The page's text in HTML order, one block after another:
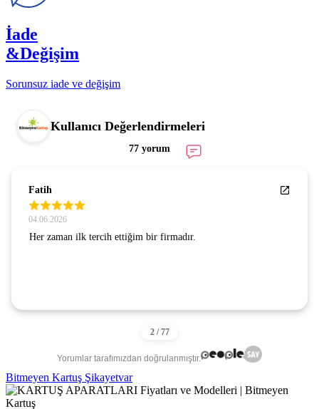
İade
&Değişim
Sorunsuz iade ve değişim
Kullanıcı Değerlendirmeleri
77 yorum
Fatih
04.06.2026
Her zaman ilk tercih ettiğim bir firmadır.
Yorumlar tarafımızdan doğrulanmıştır.
Bitmeyen Kartuş Şikayetvar